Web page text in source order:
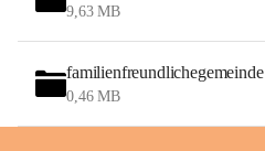
9,63 MB
familienfreundlichegemeinde
0,46 MB